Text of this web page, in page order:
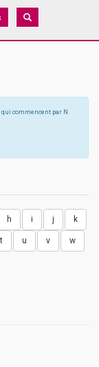
commencent par N.
h i j k
t u v w